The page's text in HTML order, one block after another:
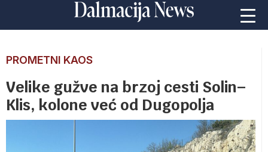
PROMETNI KAOS
Velike gužve na brzoj cesti Solin–
Klis, kolone već od Dugopolja